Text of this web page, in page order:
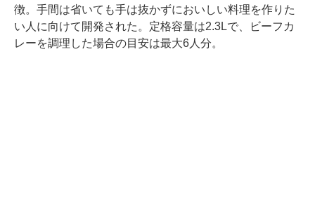
徴。手間は省いても手は抜かずにおいしい料理を作りた
い人に向けて開発された。定格容量は2.3Lで、ビーフカ
レーを調理した場合の目安は最大6人分。